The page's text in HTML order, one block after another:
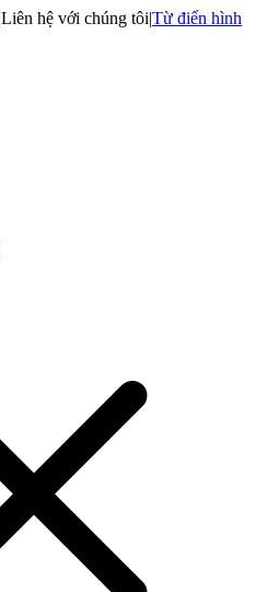
Liên hệ với chúng tôi|Từ điển hình